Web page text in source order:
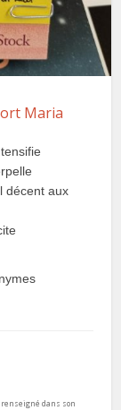
Maria
décent aux
dans son